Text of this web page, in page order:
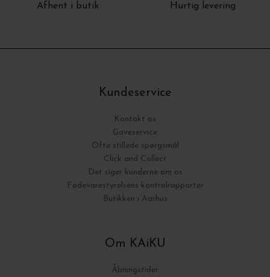
Afhent i butik Hurtig levering
Kundeservice
Kontakt os
Gaveservice
Ofte stillede spørgsmål
Click and Collect
Det siger kunderne om os
Fødevarestyrelsens kontrolrapporter
Butikken i Aarhus
Om KAiKU
Åbningstider